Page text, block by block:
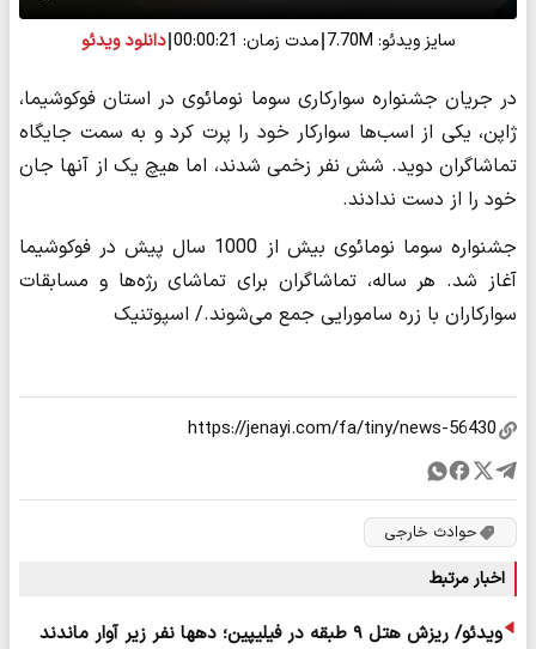
سایز ویدئو: 7.70M مدت زمان: 00:00:21 دانلود ویدئو
در جریان جشنواره سوارکاری سوما نومائوی در استان فوکوشیما،
ژاپن، یکی از اسب‌ها سوارکار خود را پرت کرد و به سمت جایگاه
تماشاگران دوید. شش نفر زخمی شدند، اما هیچ یک از آنها جان
خود را از دست ندادند.
جشنواره سوما نومائوی بیش از 1000 سال پیش در فوکوشیما
آغاز شد. هر ساله، تماشاگران برای تماشای رژه‌ها و مسابقات
سوارکاران با زره سامورایی جمع می‌شوند./ اسپوتنیک
حوادث خارجی
اخبار مرتبط
ویدئو/ ریزش هتل ۹ طبقه در فیلیپین؛ دهها نفر زیر آوار ماندند